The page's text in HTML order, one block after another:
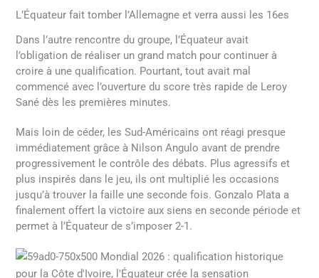
L’Équateur fait tomber l’Allemagne et verra aussi les 16es
Dans l’autre rencontre du groupe, l’Équateur avait
l’obligation de réaliser un grand match pour continuer à
croire à une qualification. Pourtant, tout avait mal
commencé avec l’ouverture du score très rapide de Leroy
Sané dès les premières minutes.
Mais loin de céder, les Sud-Américains ont réagi presque
immédiatement grâce à Nilson Angulo avant de prendre
progressivement le contrôle des débats. Plus agressifs et
plus inspirés dans le jeu, ils ont multiplié les occasions
jusqu’à trouver la faille une seconde fois. Gonzalo Plata a
finalement offert la victoire aux siens en seconde période et
permet à l’Équateur de s’imposer 2-1.